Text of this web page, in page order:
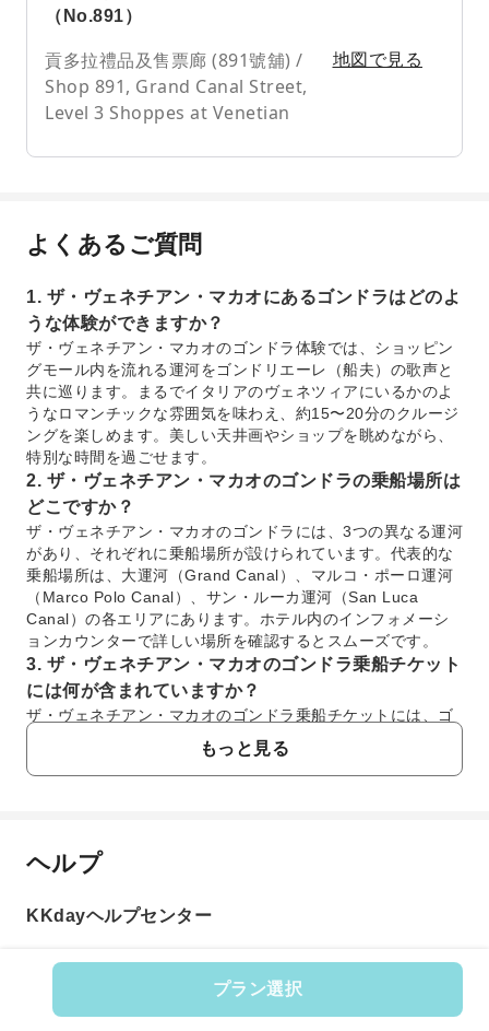
プラン選択
（No.891）
貢多拉禮品及售票廊 (891號舖) /
Shop 891, Grand Canal Street,
Level 3 Shoppes at Venetian
地図で見る
よくあるご質問
1. ザ・ヴェネチアン・マカオにあるゴンドラはどのよ
うな体験ができますか？
ザ・ヴェネチアン・マカオのゴンドラ体験では、ショッピン
グモール内を流れる運河をゴンドリエーレ（船夫）の歌声と
共に巡ります。まるでイタリアのヴェネツィアにいるかのよ
うなロマンチックな雰囲気を味わえ、約15〜20分のクルージ
ングを楽しめます。美しい天井画やショップを眺めながら、
特別な時間を過ごせます。
2. ザ・ヴェネチアン・マカオのゴンドラの乗船場所は
どこですか？
ザ・ヴェネチアン・マカオのゴンドラには、3つの異なる運河
があり、それぞれに乗船場所が設けられています。代表的な
乗船場所は、大運河（Grand Canal）、マルコ・ポーロ運河
（Marco Polo Canal）、サン・ルーカ運河（San Luca
Canal）の各エリアにあります。ホテル内のインフォメーシ
ョンカウンターで詳しい場所を確認するとスムーズです。
3. ザ・ヴェネチアン・マカオのゴンドラ乗船チケット
には何が含まれていますか？
ザ・ヴェネチアン・マカオのゴンドラ乗船チケットには、ゴ
ンドリエーレが漕ぐゴンドラでの運河クルージング体験が含
まれています。乗船中は、ゴンドリエーレによる歌のパフォ
ーマンスも楽しめます。このチケットで、ヴェネツィアをテ
4. ザ・ヴェネチアン・マカオのゴンドラ乗船チケット
の予約確認と利用方法を教えてください。
を予約された場合、予約完了後にEバウチャーが発行されま
またはウェブサイトからも確認できます。現地では、指定さ
れた乗船場所でEバウチャーを提示し、チケットと引き換え
て利用します。KKdayで事前に予約することで、現地での購
もっと見る
よくあるご質問
1. ザ・ヴェネチアン・マカオにあるゴンドラはど
ザ・ヴェネチアン・マカオのゴンドラ体験では、ショッ
ピングモール内を流れる運河をゴンドリエーレ（船夫）
の歌声と共に巡ります。まるでイタリアのヴェネツィア
ヘルプ
KKdayヘルプセンター
商品番号: 5996